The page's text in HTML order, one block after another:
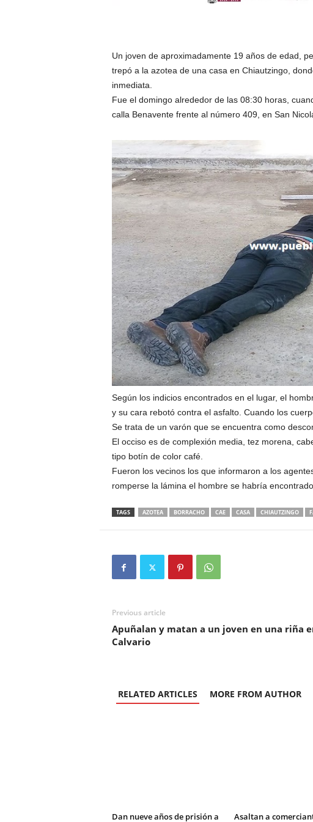
Un joven de aproximadamente 19 años de edad,
trepó a la azotea de una casa en Chiautzingo,
inmediata.
Fue el domingo alrededor de las 08:30 horas,
calla Benavente frente al número 409, en San
Según los indicios encontrados en el lugar, el
y su cara rebotó contra el asfalto. Cuando los
Se trata de un varón que se encuentra como
El occiso es de complexión media, tez morena,
tipo botín de color café.
Fueron los vecinos los que informaron a los
romperse la lámina el hombre se habría
TAGS AZOTEA BORRACHO CAE CASA CHIAUTZINGO
Previous article
Apuñalan y matan a un joven en una riña
Calvario
RELATED ARTICLES MORE FROM AUTHOR
Dan nueve años de prisión a
Asaltan a